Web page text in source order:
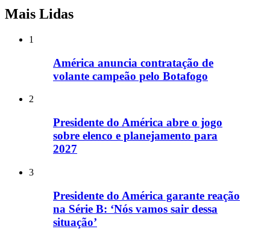
Mais Lidas
1
América anuncia contratação de
volante campeão pelo Botafogo
2
Presidente do América abre o jogo
sobre elenco e planejamento para
2027
3
Presidente do América garante reação
na Série B: ‘Nós vamos sair dessa
situação’